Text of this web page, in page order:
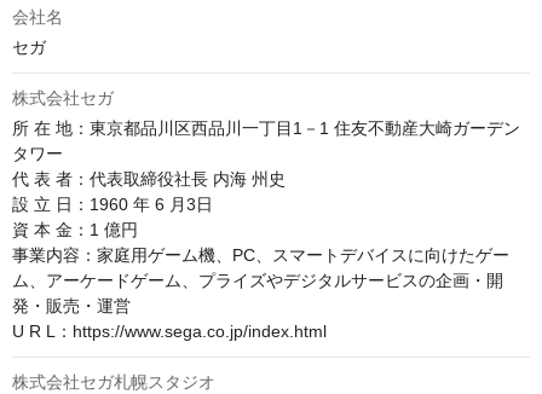
会社名
セガ
株式会社セガ
所 在 地：東京都品川区西品川一丁目1－1 住友不動産大崎ガーデン
タワー
代 表 者：代表取締役社長 内海 州史
設 立 日：1960 年 6 月3日
資 本 金：1 億円
事業内容：家庭用ゲーム機、PC、スマートデバイスに向けたゲー
ム、アーケードゲーム、プライズやデジタルサービスの企画・開
発・販売・運営
U R L：https://www.sega.co.jp/index.html
株式会社セガ札幌スタジオ